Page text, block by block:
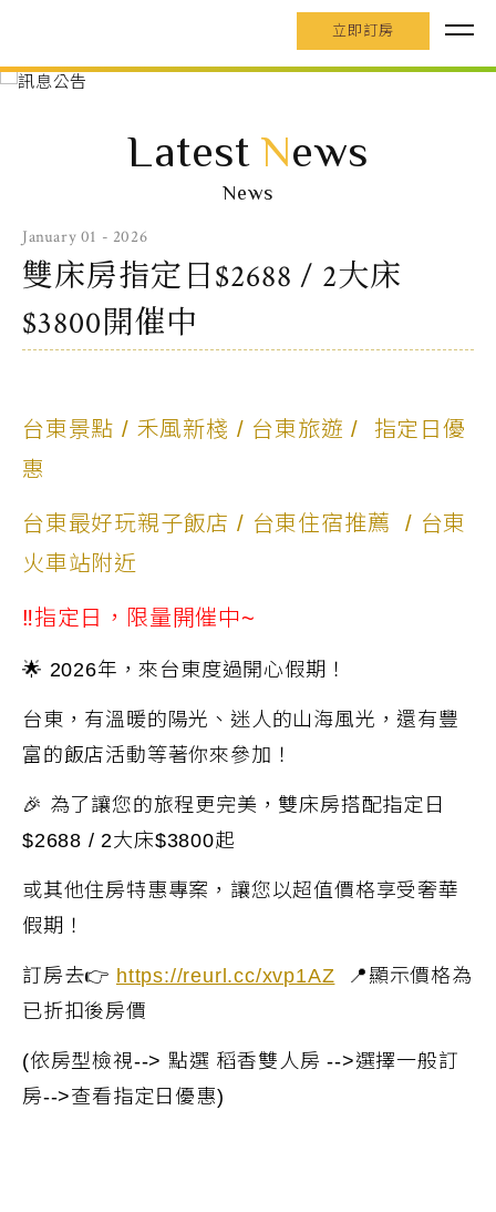
立即訂房
Latest News
News
January 01 - 2026
雙床房指定日$2688 / 2大床
$3800開催中
台東景點 / 禾風新棧 / 台東旅遊 /
指定日優
惠
台東最好玩親子飯店 / 台東住宿推薦 / 台東
火車站附近
‼指定日，限量開催中~
🌟 2026年，來台東度過開心假期！
台東，有溫暖的陽光、迷人的山海風光，還有豐
富的飯店活動等著你來參加！
🎉 為了讓您的旅程更完美，雙床房搭配指定日
$2688 / 2大床$3800起
或其他住房特惠專案， 讓您以超值價格享受奢華
假期！
訂房去👉 https://reurl.cc/xvp1AZ 📍顯示價格為
已折扣後房價
(依房型檢視--> 點選 稻香雙人房 -->選擇一般訂
房-->查看指定日優惠)